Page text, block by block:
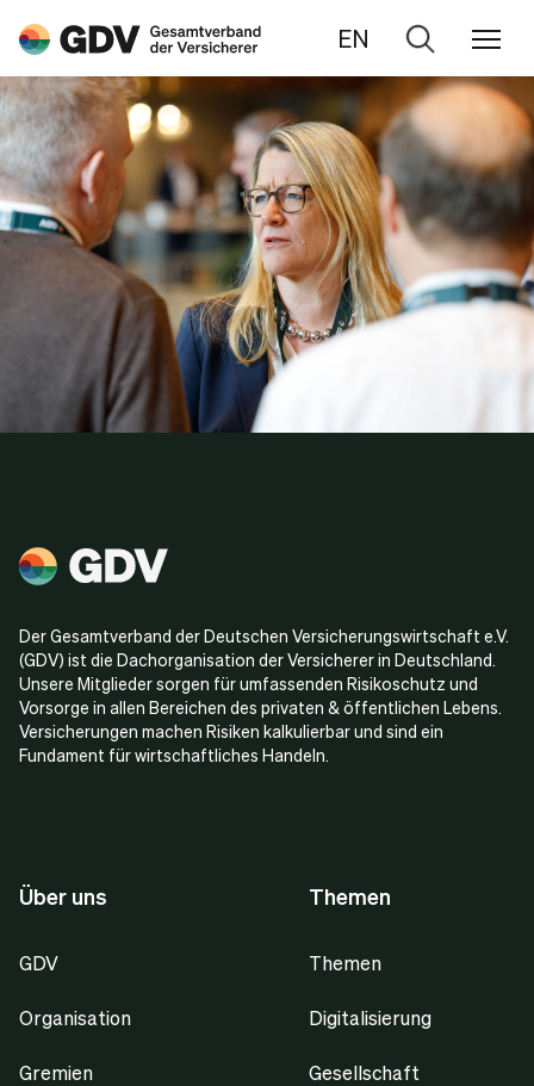
EN
Zur
Suche
Der Gesamtverband der Deutschen Versicherungswirtschaft e.V.
(GDV) ist die Dachorganisation der Versicherer in Deutschland.
Unsere Mitglieder sorgen für umfassenden Risikoschutz und
Vorsorge in allen Bereichen des privaten & öffentlichen Lebens.
Versicherungen machen Risiken kalkulierbar und sind ein
Fundament für wirtschaftliches Handeln.
Über uns
GDV
Organisation
Gremien
Themen
Themen
Digitalisierung
Gesellschaft